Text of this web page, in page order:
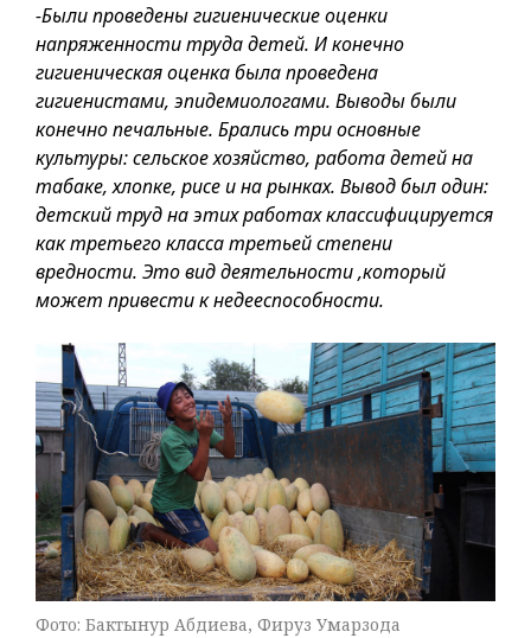
-Были проведены гигиенические оценки
напряженности труда детей. И конечно
гигиеническая оценка была проведена
гигиенистами, эпидемиологами. Выводы были
конечно печальные. Брались три основные
культуры: сельское хозяйство, работа детей на
табаке, хлопке, рисе и на рынках. Вывод был один:
детский труд на этих работах классифицируется
как третьего класса третьей степени
вредности. Это вид деятельности ,который
может привести к недееспособности.
Фото: Бактынур Абдиева, Фируз Умарзода